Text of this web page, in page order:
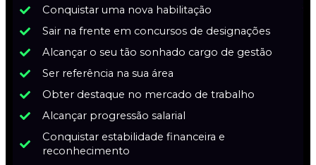
Conquistar uma nova habilitação
Sair na frente em concursos de designações
Alcançar o seu tão sonhado cargo de gestão
Ser referência na sua área
Obter destaque no mercado de trabalho
Alcançar progressão salarial
Conquistar estabilidade financeira e
reconhecimento